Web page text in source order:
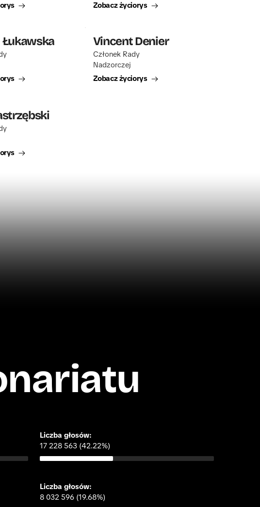
Zobacz życiorys
Vincent Denier
Członek Rady
Nadzorczej
Zobacz życiorys
Liczba głosów:
17 228 563 (42.22%)
Liczba głosów:
8 032 596 (19.68%)